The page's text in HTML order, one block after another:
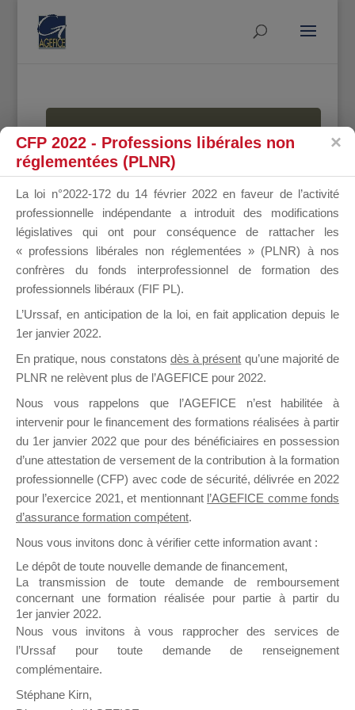
MALLETTE
DU
DIRIGEANT
Groupe Public
il y a un mois
Ce groupe est destiné aux Organismes de
Formation qui souhaitent répondre à l’Appel à
Propositions Mallette du Dirigeant.
sur lequel il est possible de laisser un message
ou poser une question.
NB : Il est nécessaire d’être
pouvoir rejoindre ce groupe
CFP 2022 - Professions libérales non
réglementées (PLNR)
La loi n°2022-172 du 14 février 2022 en faveur de l’activité
professionnelle indépendante a introduit des modifications
législatives qui ont pour conséquence de rattacher les
« professions libérales non réglementées » (PLNR) à nos
confrères du fonds interprofessionnel de formation des
professionnels libéraux (FIF PL).
L’Urssaf, en anticipation de la loi, en fait application depuis le
1er janvier 2022.
En pratique, nous constatons dès à présent qu’une majorité de
PLNR ne relèvent plus de l’AGEFICE pour 2022.
Nous vous rappelons que l’AGEFICE n’est habilitée à
intervenir pour le financement des formations réalisées à partir
du 1er janvier 2022 que pour des bénéficiaires en possession
d’une attestation de versement de la contribution à la formation
professionnelle (CFP) avec code de sécurité, délivrée en 2022
pour l’exercice 2021, et mentionnant l’AGEFICE comme fonds
d’assurance formation compétent.
Nous vous invitons donc à vérifier cette information avant :
Le dépôt de toute nouvelle demande de financement,
La transmission de toute demande de remboursement
concernant une formation réalisée pour partie à partir du
1er janvier 2022.
Nous vous invitons à vous rapprocher des services de
l’Urssaf pour toute demande de renseignement
complémentaire.
Stéphane Kirn,